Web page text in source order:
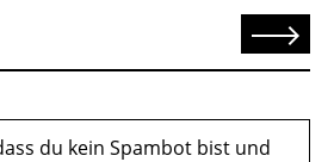
Senden
du kein Spambot bist und